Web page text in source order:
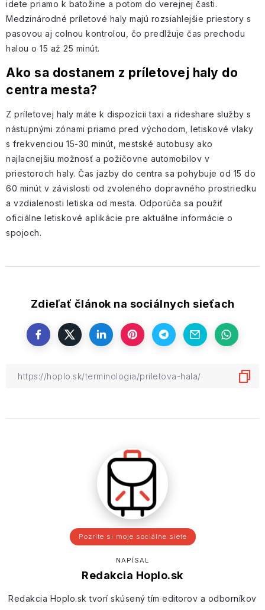
idete priamo k batožine a potom do verejnej časti.
Medzinárodné príletové haly majú rozsiahlejšie priestory s
pasovou aj colnou kontrolou, čo predlžuje čas prechodu
halou o 15 až 25 minút.
Ako sa dostanem z príletovej haly do
centra mesta?
Z príletovej haly máte k dispozícii taxi a rideshare služby s
nástupnými zónami priamo pred východom, letiskové vlaky
s frekvenciou 15-30 minút, mestské autobusy ako
najlacnejšiu možnosť a požičovne automobilov v
priestoroch haly. Čas jazby do centra sa pohybuje od 15 do
60 minút v závislosti od zvoleného dopravného prostriedku
a vzdialenosti letiska od mesta. Odporúča sa použiť
oficiálne letiskové aplikácie pre aktuálne informácie o
spojoch.
Zdieľať článok na sociálnych sieťach
Pozrite si moje sociálne siete
NAPÍSAL
Redakcia Hoplo.sk
Redakcia Hoplo.sk tvorí skúsený tím editorov a odborníkov